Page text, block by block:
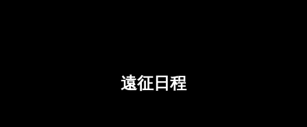
遠征日程